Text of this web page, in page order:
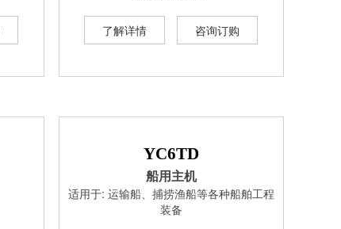
了解详情 咨询订购
YC6TD
船用主机
适用于: 运输船、捕捞渔船等各种船舶工程
装备